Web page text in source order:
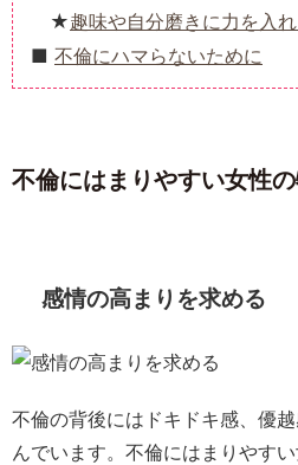
趣味や自分磨きに力を入
不倫にハマらないために
不倫にはまりやすい女性
感情の高まりを求める
不倫の背後にはドキドキ感、優
んでいます。不倫にはまりやす